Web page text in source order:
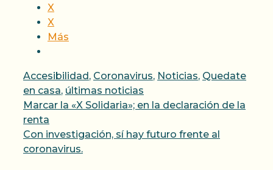
X
X
Más
Categorías
Accesibilidad, Coronavirus, Noticias, Quedate
en casa, últimas noticias
Marcar la «X Solidaria»; en la declaración de la
renta
Con investigación, sí hay futuro frente al
coronavirus.